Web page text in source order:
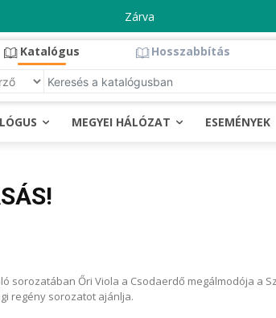
Zárva
Katalógus Hosszabbítás
MEGYEI HÁLÓZAT ESEMÉNYEK
sorozatában Őri Viola a Csodaerdő megálmodója a
regény sorozatot ajánlja.